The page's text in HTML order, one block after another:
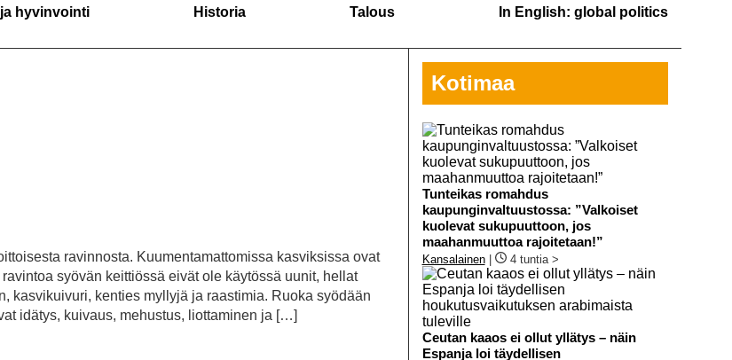
hyvinvointi Historia Talous In English: global politics
ravinnosta. Kuumentamattomissa kasviksissa ovat
syövän keittiössä eivät ole käytössä uunit, hellat
kasvikuivuri, kenties myllyjä ja raastimia. Ruoka syödään
idätys, kuivaus, mehustus, liottaminen ja […]
Kotimaa
Tunteikas romahdus
kaupunginvaltuustossa: ”Valkoiset
kuolevat sukupuuttoon, jos
maahanmuuttoa rajoitetaan!”
Kansalainen| 4 tuntia >
Ceutan kaaos ei ollut yllätys – näin
Espanja loi täydellisen